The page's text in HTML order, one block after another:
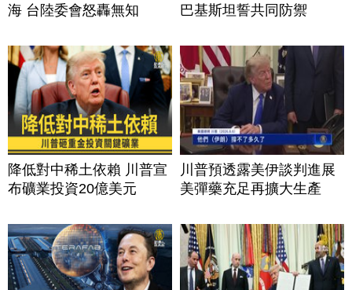
海 台陸委會怒轟無知
巴基斯坦誓共同防禦
降低對中稀土依賴 川普宣
布礦業投資20億美元
川普預透露美伊談判進展
美彈藥充足再擴大生產